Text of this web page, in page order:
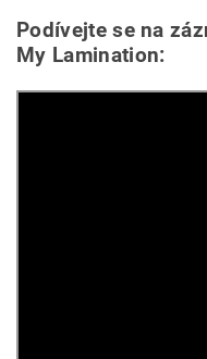
Podívejte se na
My Lamination: